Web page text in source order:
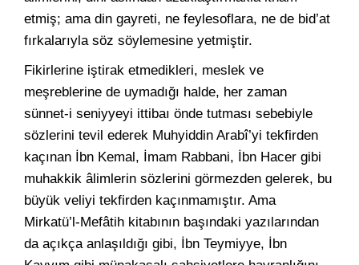
etmiş; ama din gayreti, ne feylesoflara, ne de bid’at
fırkalarıyla söz söylemesine yetmiştir.
Fikirlerine iştirak etmedikleri, meslek ve
meşreblerine de uymadığı halde, her zaman
sünnet-i seniyyeyi ittibaı önde tutması sebebiyle
sözlerini tevil ederek Muhyiddin Arabî’yi tekfirden
kaçınan İbn Kemal, İmam Rabbani, İbn Hacer gibi
muhakkik âlimlerin sözlerini görmezden gelerek, bu
büyük veliyi tekfirden kaçınmamıştır. Ama
Mirkatü’l-Mefâtih kitabının başındaki yazılarından
da açıkça anlaşıldığı gibi, İbn Teymiyye, İbn